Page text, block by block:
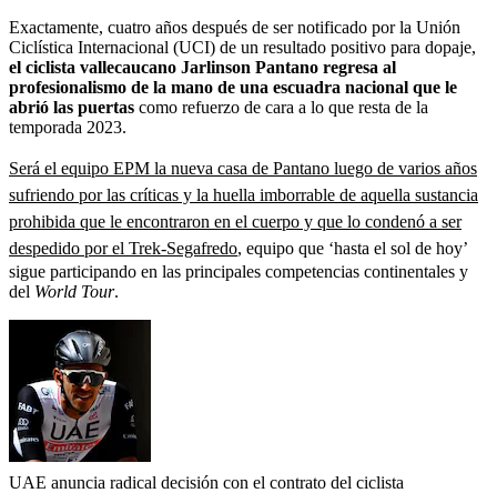
Exactamente, cuatro años después de ser notificado por la Unión
Ciclística Internacional (UCI) de un resultado positivo para dopaje,
el ciclista vallecaucano Jarlinson Pantano regresa al
profesionalismo de la mano de una escuadra nacional que le
abrió las puertas como refuerzo de cara a lo que resta de la
temporada 2023.
Será el equipo EPM la nueva casa de Pantano luego de varios años
sufriendo por las críticas y la huella imborrable de aquella sustancia
prohibida que le encontraron en el cuerpo y que lo condenó a ser
despedido por el Trek-Segafredo, equipo que ‘hasta el sol de hoy’
sigue participando en las principales competencias continentales y
del World Tour.
UAE anuncia radical decisión con el contrato del ciclista